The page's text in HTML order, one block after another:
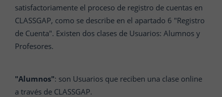
satisfactoriamente el proceso de registro de cuentas en
CLASSGAP, como se describe en el apartado 6 "Registro
de Cuenta". Existen dos clases de Usuarios: Alumnos y
Profesores.
"Alumnos": son Usuarios que reciben una clase online
a través de CLASSGAP.